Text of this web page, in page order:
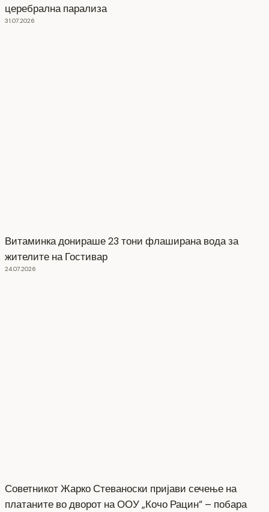
церебрална парализа
31.07.2026
Витаминка донираше 23 тони флаширана вода за
жителите на Гостивар
24.07.2026
Советникот Жарко Стеваноски пријави сечење на
платаните во дворот на ООУ „Кочо Рацин“ – побара